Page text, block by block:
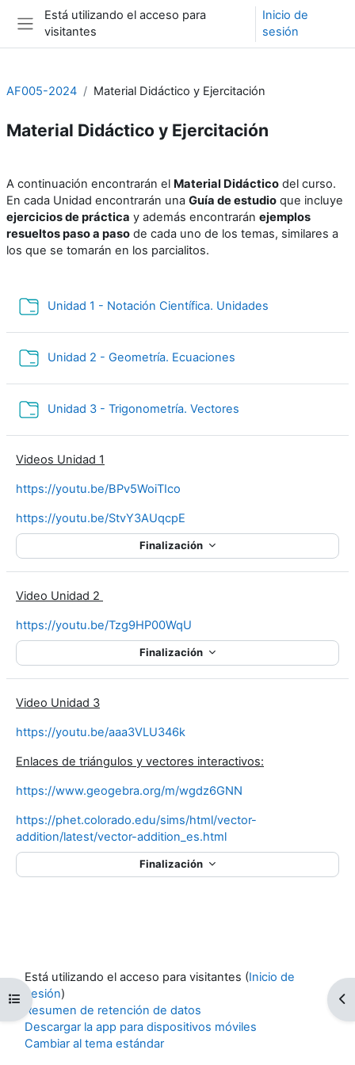
Salta al contenido principal
Panel lateral
Está utilizando el acceso para
visitantes
Inicio de
sesión
Abrir índice de cursos
AF005-2024 Material Didáctico y Ejercitación
Material Didáctico y Ejercitación
A continuación encontrarán el Material Didáctico del curso.
En cada Unidad encontrarán una Guía de estudio que incluye
ejercicios de práctica y además encontrarán ejemplos
resueltos paso a paso de cada uno de los temas, similares a
los que se tomarán en los parcialitos.
Unidad 1 - Notación Científica. Unidades
Unidad 2 - Geometría. Ecuaciones
Unidad 3 - Trigonometría. Vectores
Finalización
Videos Unidad 1
https://youtu.be/BPv5WoiTIco
https://youtu.be/StvY3AUqcpE
Finalización
Video Unidad 2
https://youtu.be/Tzg9HP00WqU
Finalización
Video Unidad 3
https://youtu.be/aaa3VLU346k
Enlaces de triángulos y vectores interactivos:
https://www.geogebra.org/m/wgdz6GNN
https://phet.colorado.edu/sims/html/vector-
addition/latest/vector-addition_es.html
Está utilizando el acceso para visitantes (Inicio de
sesión)
Resumen de retención de datos
Descargar la app para dispositivos móviles
Cambiar al tema estándar